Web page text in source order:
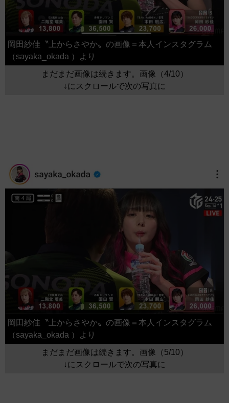
岡田紗佳〝上からさやか〟の画像＝本人インスタグラム
（sayaka_okada ）より
まだまだ画像は続きます。画像（4/10）
↓にスクロールで次の写真に
岡田紗佳〝上からさやか〟の画像＝本人インスタグラム
（sayaka_okada ）より
まだまだ画像は続きます。画像（5/10）
↓にスクロールで次の写真に